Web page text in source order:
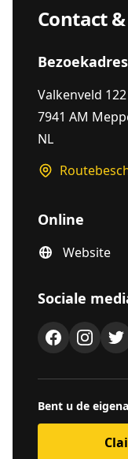
Contact
Bezoekadres
Valkenveld 122
7941 AM
NL
Online
Website
Sociale
Bent u de